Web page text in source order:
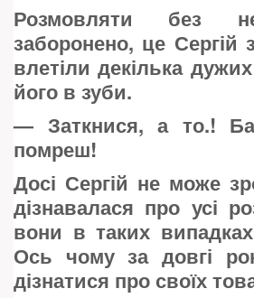
Розмовляти без
заборонено, це Сергій
влетіли декілька
його в зуби.
— Заткнися, а то.!
помреш!
Досі Сергій не може
дізнавалася про усі
вони в таких
Ось чому за довгі
дізнатися про своїх